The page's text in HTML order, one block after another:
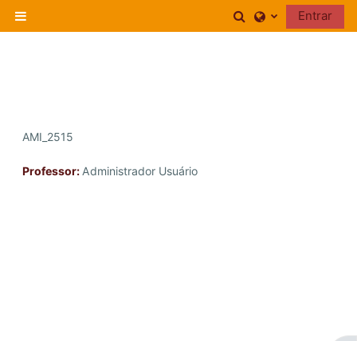
Painel lateral
AlternarEntrar
AMI_2515
Professor: Administrador Usuário